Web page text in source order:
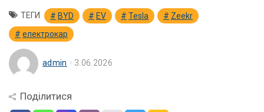
ТЕГИ BYD EV Tesla
Zeekr
електрокар
admin 3.06.2026
Поділитися